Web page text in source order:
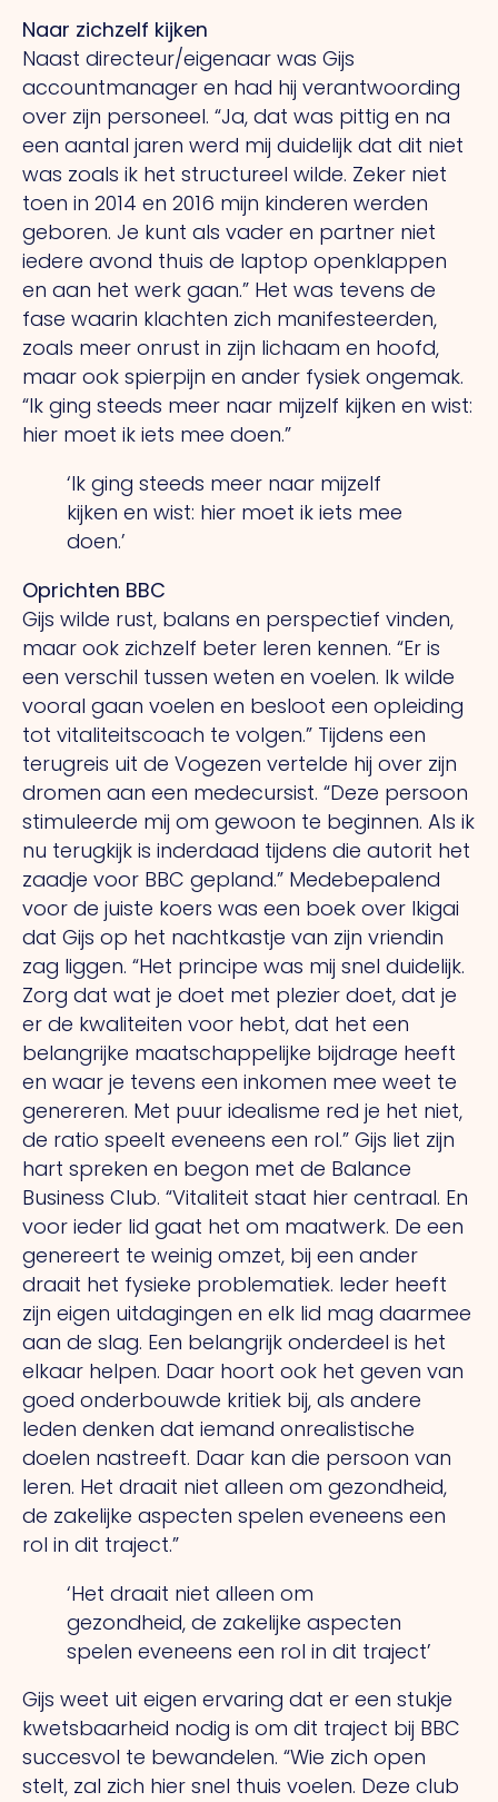
Naar zichzelf kijken
Naast directeur/eigenaar was Gijs
accountmanager en had hij verantwoording
over zijn personeel. “Ja, dat was pittig en na
een aantal jaren werd mij duidelijk dat dit niet
was zoals ik het structureel wilde. Zeker niet
toen in 2014 en 2016 mijn kinderen werden
geboren. Je kunt als vader en partner niet
iedere avond thuis de laptop openklappen
en aan het werk gaan.” Het was tevens de
fase waarin klachten zich manifesteerden,
zoals meer onrust in zijn lichaam en hoofd,
maar ook spierpijn en ander fysiek ongemak.
“Ik ging steeds meer naar mijzelf kijken en wist:
hier moet ik iets mee doen.”
‘Ik ging steeds meer naar mijzelf
kijken en wist: hier moet ik iets mee
doen.’
Oprichten BBC
Gijs wilde rust, balans en perspectief vinden,
maar ook zichzelf beter leren kennen. “Er is
een verschil tussen weten en voelen. Ik wilde
vooral gaan voelen en besloot een opleiding
tot vitaliteitscoach te volgen.” Tijdens een
terugreis uit de Vogezen vertelde hij over zijn
dromen aan een medecursist. “Deze persoon
stimuleerde mij om gewoon te beginnen. Als ik
nu terugkijk is inderdaad tijdens die autorit het
zaadje voor BBC gepland.” Medebepalend
voor de juiste koers was een boek over Ikigai
dat Gijs op het nachtkastje van zijn vriendin
zag liggen. “Het principe was mij snel duidelijk.
Zorg dat wat je doet met plezier doet, dat je
er de kwaliteiten voor hebt, dat het een
belangrijke maatschappelijke bijdrage heeft
en waar je tevens een inkomen mee weet te
genereren. Met puur idealisme red je het niet,
de ratio speelt eveneens een rol.” Gijs liet zijn
hart spreken en begon met de Balance
Business Club. “Vitaliteit staat hier centraal. En
voor ieder lid gaat het om maatwerk. De een
genereert te weinig omzet, bij een ander
draait het fysieke problematiek. Ieder heeft
zijn eigen uitdagingen en elk lid mag daarmee
aan de slag. Een belangrijk onderdeel is het
elkaar helpen. Daar hoort ook het geven van
goed onderbouwde kritiek bij, als andere
leden denken dat iemand onrealistische
doelen nastreeft. Daar kan die persoon van
leren. Het draait niet alleen om gezondheid,
de zakelijke aspecten spelen eveneens een
rol in dit traject.”
‘Het draait niet alleen om
gezondheid, de zakelijke aspecten
spelen eveneens een rol in dit traject’
Gijs weet uit eigen ervaring dat er een stukje
kwetsbaarheid nodig is om dit traject bij BBC
succesvol te bewandelen. “Wie zich open
stelt, zal zich hier snel thuis voelen. Deze club